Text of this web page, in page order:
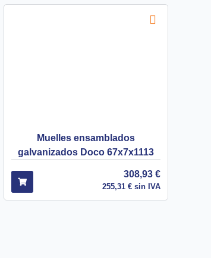
Muelles ensamblados
galvanizados Doco 67x7x1113
308,93 €
255,31 € sin IVA